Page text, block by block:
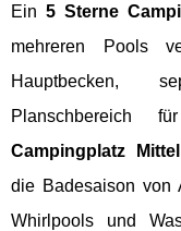
Ein5 Sterne
mehreren Pools
Hauptbecken,
Planschbereich
Campingplatz
die Badesaison von
Whirlpools und